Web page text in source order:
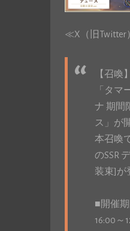
≪X（旧
【召喚】
「タマ
ナ 期間
ス」が
本召喚
のSSR
装束]が
■開催期
16:00～